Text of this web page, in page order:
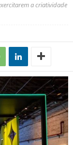
a criatividade